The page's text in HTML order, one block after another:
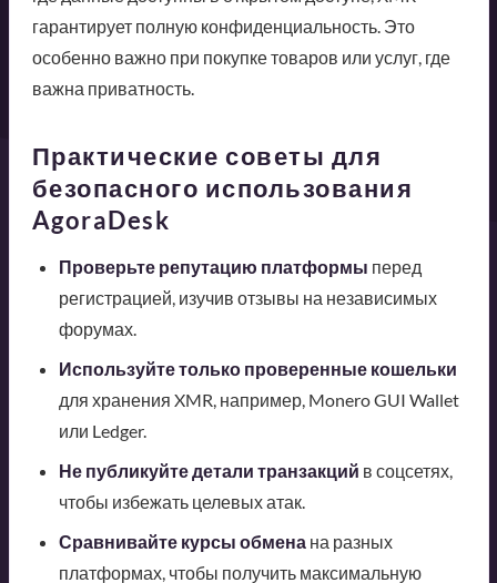
гарантирует полную конфиденциальность. Это
особенно важно при покупке товаров или услуг, где
важна приватность.
Практические советы для
безопасного использования
AgoraDesk
Проверьте репутацию платформы перед
регистрацией, изучив отзывы на независимых
форумах.
Используйте только проверенные кошельки
для хранения XMR, например, Monero GUI Wallet
или Ledger.
Не публикуйте детали транзакций в соцсетях,
чтобы избежать целевых атак.
Сравнивайте курсы обменана разных
платформах, чтобы получить максимальную